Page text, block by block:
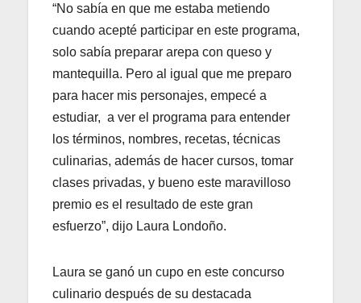
“No sabía en que me estaba metiendo
cuando acepté participar en este programa,
solo sabía preparar arepa con queso y
mantequilla. Pero al igual que me preparo
para hacer mis personajes, empecé a
estudiar, a ver el programa para entender
los términos, nombres, recetas, técnicas
culinarias, además de hacer cursos, tomar
clases privadas, y bueno este maravilloso
premio es el resultado de este gran
esfuerzo”, dijo Laura Londoño.
Laura se ganó un cupo en este concurso
culinario después de su destacada